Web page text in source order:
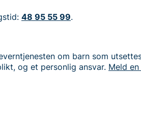
48 95 55 99.
om barn som
og et personlig ansvar. Meld